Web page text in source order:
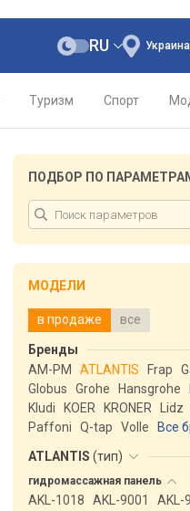
Украина
RU
Туризм Спорт
ПОДБОР ПО
МОДЕЛИ
в продаже все
Бренды
AM-PM
ATLANTIS Frap
Globus
Grohe Hansgrohe
Kludi
KOER KRONER Lidz
Paffoni
Q-tap Volle
Все
ATLANTIS (тип)
гидромассажная панель
AKL-1018 AKL-9001
AKL-